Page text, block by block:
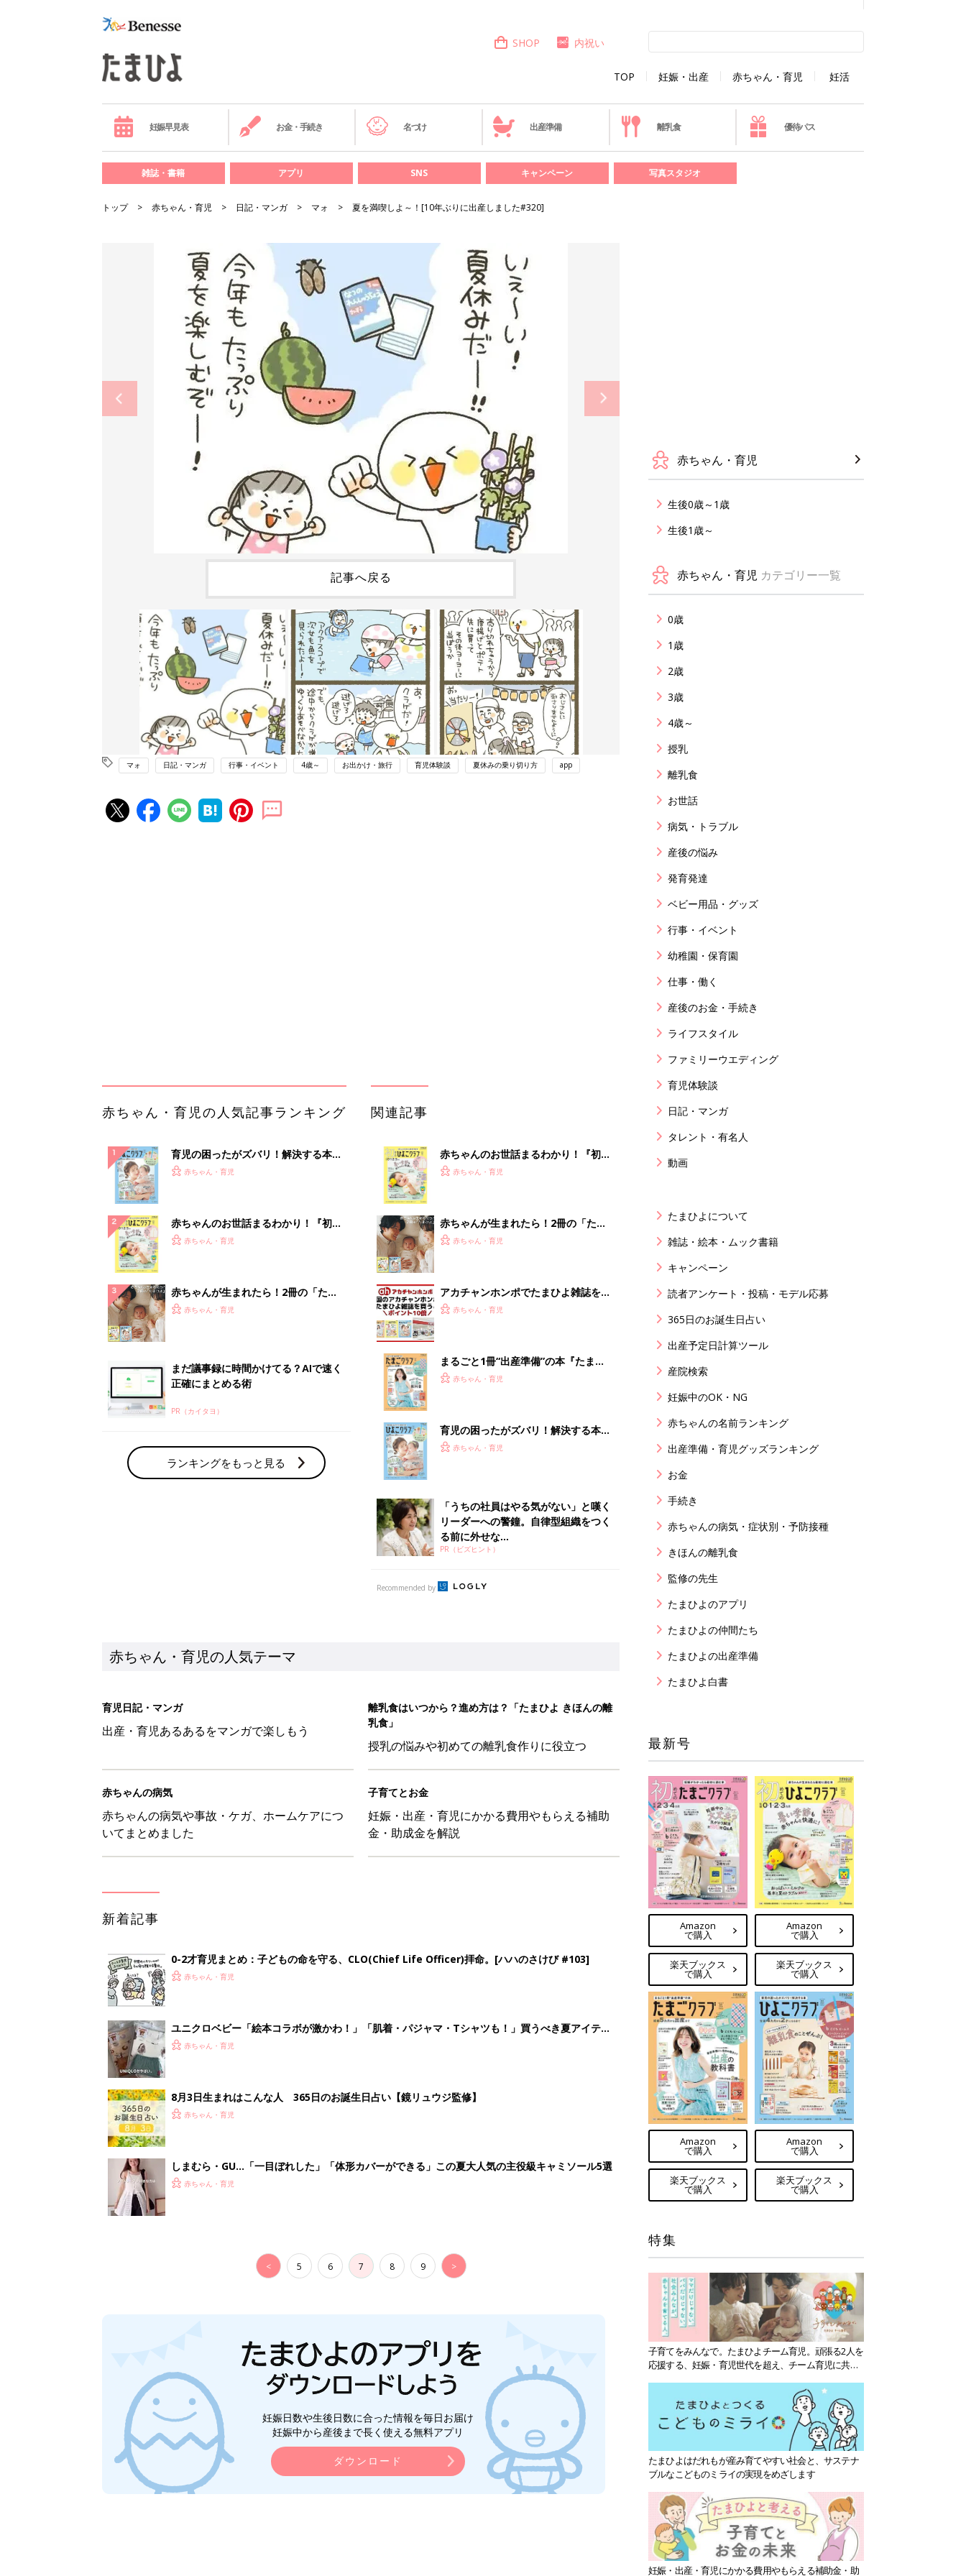
TOP 妊娠・出産 赤ちゃん・育児 妊活
SHOP 内祝い
妊娠早見表 お金・手続き 名づけ 出産準備 離乳食 優待パス
雑誌・書籍 アプリ SNS キャンペーン 写真スタジオ
トップ 赤ちゃん・育児 日記・マンガ マォ 夏を満喫しよ～！[10年ぶりに出産しました#320]
記事へ戻る
マォ 日記・マンガ 行事・イベント 4歳～ お出かけ・旅行 育児体験談 夏休みの乗り切り方 app
正確にまとめる術
PR（カイタヨ）
ランキングをもっと見る
夫婦で予習する 出産の教科書
になるまで、育児に役立つ情報がいっ
ぱい！
リーダーへの警鐘。自律型組織をつく
る前に外せな...
PR（ビズヒント）
赤ちゃん・育児の人気テーマ
育児日記・マンガ
離乳食はいつから？進め方は？「たまひよ きほんの離
授乳の悩みや初めての離乳食作りに役立つ
子育てとお金
妊娠・出産・育児にかかる費用やもらえる補助
金・助成金を解説
0-2才育児まとめ：子どもの命を守る、CLO(Chief Life Officer)拝命。[ハハのさけび #103]
赤ちゃん・育児
ユニクロベビー「絵本コラボが激かわ！」「肌着・パジャマ・Tシャツも！」買うべき夏アイテム
赤ちゃん・育児
8月3日生まれはこんな人 365日のお誕生日占い【鏡リュウジ監修】
< 5 6 8 9 >
赤ちゃん・育児
生後0歳～1歳
生後1歳～
赤ちゃん・育児 カテゴリー一覧
0歳
1歳
2歳
3歳
4歳～
授乳
離乳食
お世話
病気・トラブル
産後の悩み
発育発達
ベビー用品・グッズ
行事・イベント
幼稚園・保育園
仕事・働く
産後のお金・手続き
ライフスタイル
ファミリーウエディング
育児体験談
日記・マンガ
タレント・有名人
動画
たまひよについて
雑誌・絵本・ムック書籍
キャンペーン
読者アンケート・投稿・モデル応募
365日のお誕生日占い
出産予定日計算ツール
産院検索
妊娠中のOK・NG
赤ちゃんの名前ランキング
出産準備・育児グッズランキング
お金
手続き
赤ちゃんの病気・症状別・予防接種
きほんの離乳食
監修の先生
たまひよのアプリ
たまひよの仲間たち
たまひよの出産準備
たまひよ白書
最新号
Amazon
で購入
楽天ブックス
で購入
Amazon
で購入
楽天ブックス
で購入
Amazon
で購入
楽天ブックス
で購入
Amazon
で購入
楽天ブックス
で購入
特集
子育てをみんなで。たまひよチーム育児。頑張る2人を
応援する、妊娠・育児世代を超え、チーム育児に共感
たまひよはだれもが産み育てやすい社会と、サステナ
ブルなこどものミライの実現をめざします
妊娠・出産・育児にかかる費用やもらえる補助金・助